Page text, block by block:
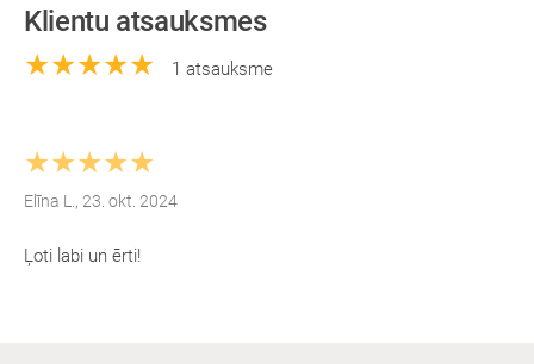
Klientu atsauksmes
★★★★★ 1 atsauksme
★★★★★
Elīna L., 23. okt. 2024
Ļoti labi un ērti!